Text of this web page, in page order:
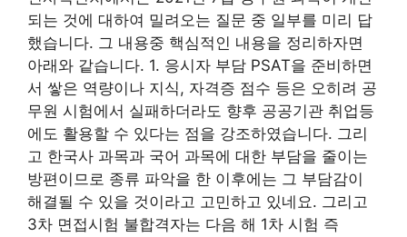
되는 것에 대하여 밀려오는 질문 중 일부를 미리 답
했습니다. 그 내용중 핵심적인 내용을 정리하자면
아래와 같습니다. 1. 응시자 부담 PSAT을 준비하면
서 쌓은 역량이나 지식, 자격증 점수 등은 오히려 공
무원 시험에서 실패하더라도 향후 공공기관 취업등
에도 활용할 수 있다는 점을 강조하였습니다. 그리
고 한국사 과목과 국어 과목에 대한 부담을 줄이는
방편이므로 종류 파악을 한 이후에는 그 부담감이
해결될 수 있을 것이라고 고민하고 있네요. 그리고
3차 면접시험 불합격자는 다음 해 1차 시험 즉